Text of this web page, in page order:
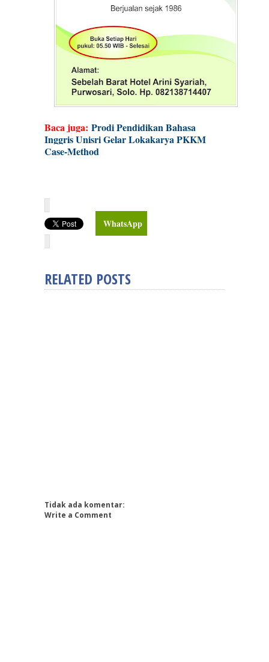
Baca juga: Prodi Pendidikan Bahasa
Inggris Unisri Gelar Lokakarya PKKM
Case-Method
WhatsApp
RELATED POSTS
Tidak ada komentar:
Write a Comment